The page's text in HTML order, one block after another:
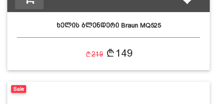
ხელის ბლენდერი Braun MQ525
219 149
Sale